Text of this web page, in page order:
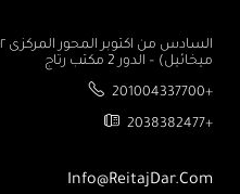
ميخائيل) – الدور 2 مكتب رتاج
201004337700+
2038382477+
Info@ReitajDar.com